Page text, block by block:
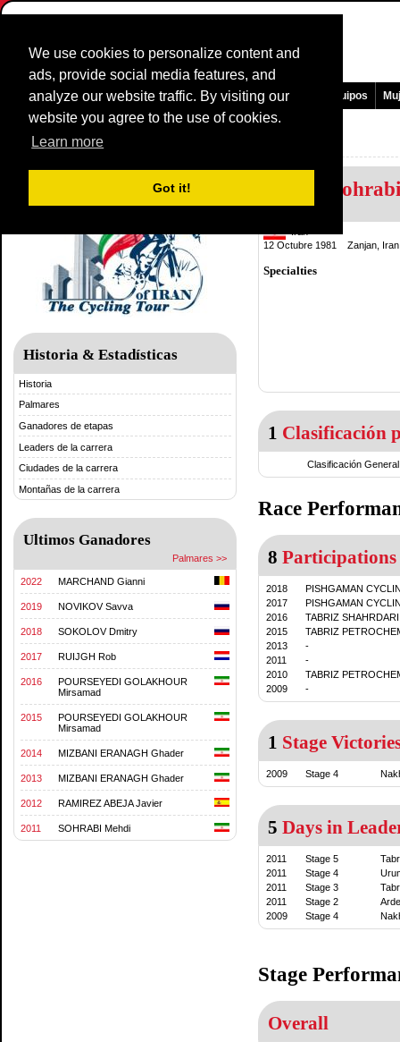
We use cookies to personalize content and
ads, provide social media features, and
analyze our website traffic. By visiting our
website you agree to the use of cookies.
Learn more
Got it!
Pagina Principal Noticias y medios Juegos Carreras Equipos
Tour of Iran
Historia & Estadísticas
Historia
Palmares
Ganadores de etapas
Leaders de la carrera
Ciudades de la carrera
Montañas de la carrera
Ultimos Ganadores
Palmares >>
2022 MARCHAND Gianni
2019 NOVIKOV Savva
2018 SOKOLOV Dmitry
2017 RUIJGH Rob
2016
POURSEYEDI GOLAKHOUR
Mirsamad
2015
POURSEYEDI GOLAKHOUR
Mirsamad
2014 MIZBANI ERANAGH Ghader
2013 MIZBANI ERANAGH Ghader
2012 RAMIREZ ABEJA Javier
2011 SOHRABI Mehdi
Mehdi Sohrabi
12 Octubre 1981 Zanjan, Iran
Specialties
1 Clasificación
Clasificación
Race
8 Participations
2018
PISHGAMAN
2017
PISHGAMAN
2016
TABRIZ
2015
TABRIZ
2013
-
2011
-
2010
TABRIZ
2009
-
1 Stage
2009 Stage 4
5 Days in
2011 Stage 5
2011
Stage 4
2011
Stage 3
2011
Stage 2
2009
Stage 4
Stage
Overall